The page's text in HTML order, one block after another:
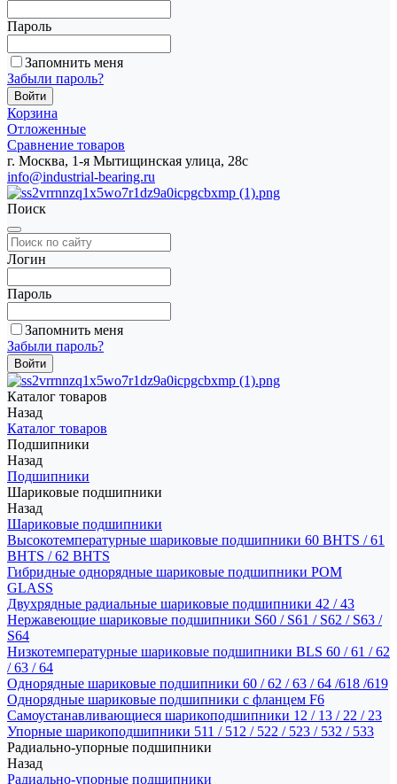
Пароль
Запомнить меня
Забыли пароль?
Корзина
Отложенные
Сравнение товаров
г. Москва, 1-я Мытищинская улица, 28с
info@industrial-bearing.ru
Поиск
Логин
Пароль
Запомнить меня
Забыли пароль?
Каталог товаров
Назад
Каталог товаров
Подшипники
Назад
Подшипники
Шариковые подшипники
Назад
Шариковые подшипники
Высокотемпературные шариковые подшипники 60 BHTS / 61
BHTS / 62 BHTS
Гибридные однорядные шариковые подшипники POM
GLASS
Двухрядные радиальные шариковые подшипники 42 / 43
Нержавеющие шариковые подшипники S60 / S61 / S62 / S63 /
S64
Низкотемпературные шариковые подшипники BLS 60 / 61 / 62
/ 63 / 64
Однорядные шариковые подшипники 60 / 62 / 63 / 64 /618 /619
Однорядные шариковые подшипники с фланцем F6
Самоустанавливающиеся шарикоподшипники 12 / 13 / 22 / 23
Упорные шарикоподшипники 511 / 512 / 522 / 523 / 532 / 533
Радиально-упорные подшипники
Назад
Радиально-упорные подшипники